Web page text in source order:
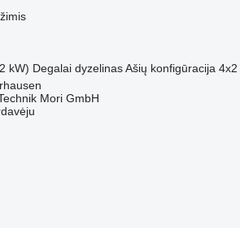
kW) Degalai dyzelinas Ašių konfigūracija 4x2
Mori GmbH